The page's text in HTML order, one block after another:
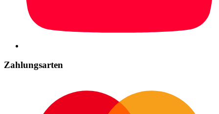
Zahlungsarten